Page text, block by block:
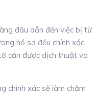
đầu dẫn đến việc bị từ
hồ sơ đều chính xác,
cần được dịch thuật và
chính xác sẽ làm chậm